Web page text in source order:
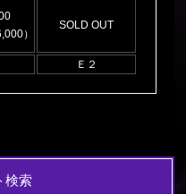
）
SOLD OUT
Ｅ２
検索